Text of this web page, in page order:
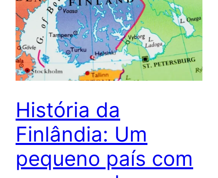
História da
Finlândia: Um
pequeno país com